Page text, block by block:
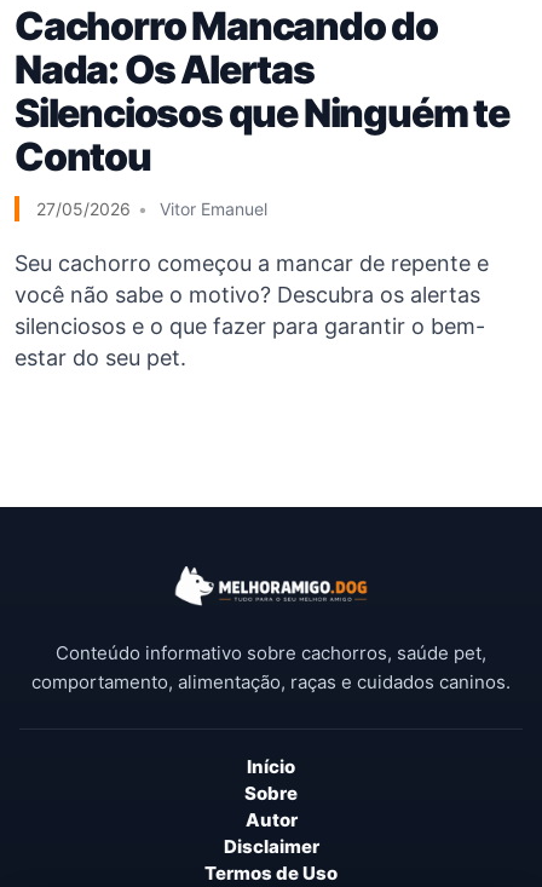
Cachorro Mancando do
Nada: Os Alertas
Silenciosos que Ninguém te
Contou
27/05/2026 Vitor Emanuel
Seu cachorro começou a mancar de repente e
você não sabe o motivo? Descubra os alertas
silenciosos e o que fazer para garantir o bem-
estar do seu pet.
Conteúdo informativo sobre cachorros, saúde pet,
comportamento, alimentação, raças e cuidados caninos.
Início
Sobre
Autor
Disclaimer
Termos de Uso